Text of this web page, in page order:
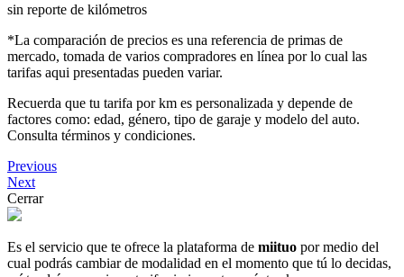
sin reporte de kilómetros
*La comparación de precios es una referencia de primas de
mercado, tomada de varios compradores en línea por lo cual las
tarifas aqui presentadas pueden variar.
Recuerda que tu tarifa por km es personalizada y depende de
factores como: edad, género, tipo de garaje y modelo del auto.
Consulta términos y condiciones.
Previous
Next
Cerrar
Es el servicio que te ofrece la plataforma de miituo por medio del
cual podrás cambiar de modalidad en el momento que tú lo decidas,